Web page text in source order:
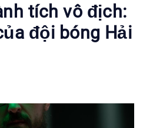
tích vô địch:
đội bóng Hải